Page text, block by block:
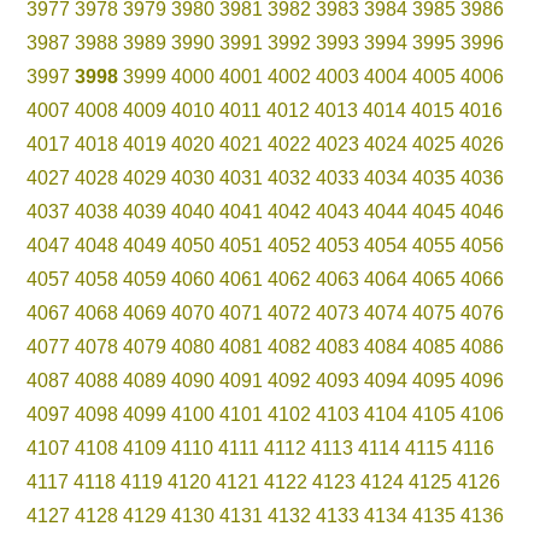
3977 3978 3979 3980 3981 3982 3983 3984 3985 3986
3987 3988 3989 3990 3991 3992 3993 3994 3995 3996
3997 3998 3999 4000 4001 4002 4003 4004 4005 4006
4007 4008 4009 4010 4011 4012 4013 4014 4015 4016
4017 4018 4019 4020 4021 4022 4023 4024 4025 4026
4027 4028 4029 4030 4031 4032 4033 4034 4035 4036
4037 4038 4039 4040 4041 4042 4043 4044 4045 4046
4047 4048 4049 4050 4051 4052 4053 4054 4055 4056
4057 4058 4059 4060 4061 4062 4063 4064 4065 4066
4067 4068 4069 4070 4071 4072 4073 4074 4075 4076
4077 4078 4079 4080 4081 4082 4083 4084 4085 4086
4087 4088 4089 4090 4091 4092 4093 4094 4095 4096
4097 4098 4099 4100 4101 4102 4103 4104 4105 4106
4107 4108 4109 4110 4111 4112 4113 4114 4115 4116
4117 4118 4119 4120 4121 4122 4123 4124 4125 4126
4127 4128 4129 4130 4131 4132 4133 4134 4135 4136